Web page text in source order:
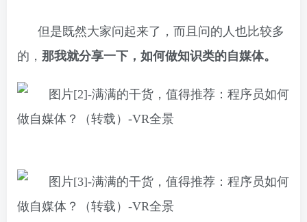
但是既然大家问起来了，而且问的人也比较多
的， 那我就分享一下，如何做知识类的自媒体。